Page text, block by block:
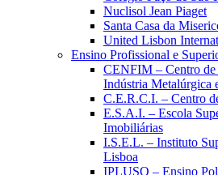
Nuclisol Jean Piaget
Santa Casa da
United Lisbon
Ensino Profissional e
CENFIM – Centro de
Indústria Metalúrgica
C.E.R.C.I. – Centro
E.S.A.I. – Escola
Imobiliárias
I.S.E.L. – Instituto
Lisboa
IPLUSO – Ensino